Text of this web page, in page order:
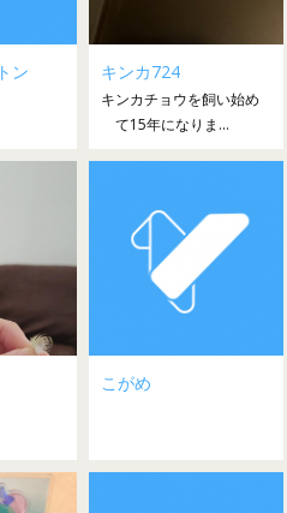
ン キンカ724
キンカチョウを飼い始め
て15年になりま...
こがめ